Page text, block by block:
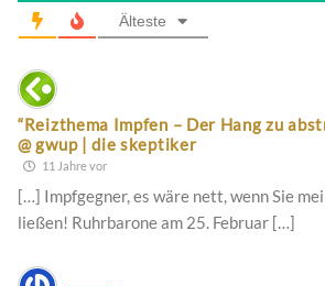
Älteste
“Reizthema Impfen – Der Hang zu
@ gwup | die skeptiker
11 Jahre vor
[…] Impfgegner, es wäre nett, wenn Sie
ließen! Ruhrbarone am 25. Februar […]